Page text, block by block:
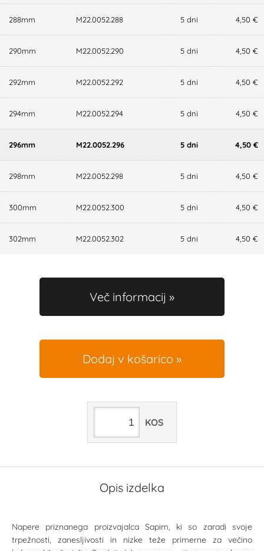
288mm M22.0052.288 5 dni 4,50 €
290mm M22.0052.290 5 dni 4,50 €
292mm M22.0052.292 5 dni 4,50 €
294mm M22.0052.294 5 dni 4,50 €
296mm M22.0052.296 5 dni 4,50 €
298mm M22.0052.298 5 dni 4,50 €
300mm M22.0052.300 5 dni 4,50 €
302mm M22.0052.302 5 dni 4,50 €
Več informacij
Dodaj v košarico
KOS
Opis izdelka
Napere priznanega proizvajalca Sapim, ki so zaradi svoje
trpežnosti, zanesljivosti in nizke teže primerne za večino